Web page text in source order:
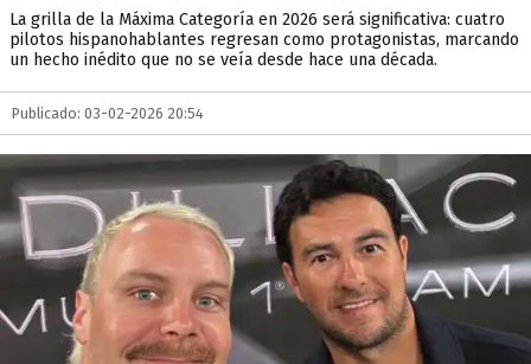
La grilla de la Máxima Categoría en 2026 será significativa: cuatro
pilotos hispanohablantes regresan como protagonistas, marcando
un hecho inédito que no se veía desde hace una década.
Publicado: 03-02-2026 20:54